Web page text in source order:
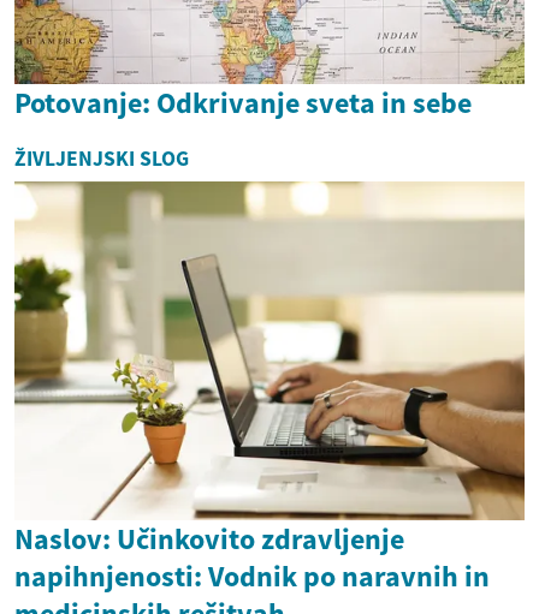
Potovanje: Odkrivanje sveta in sebe
ŽIVLJENJSKI SLOG
Naslov: Učinkovito zdravljenje
napihnjenosti: Vodnik po naravnih in